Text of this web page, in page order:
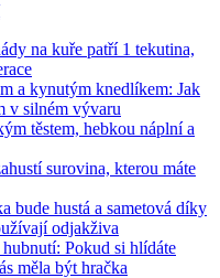
na kuře patří 1 tekutina,
a kynutým knedlíkem: Jak
v silném vývaru
těstem, hebkou náplní a
surovina, kterou máte
bude hustá a sametová díky
odjakživa
Pokud si hlídáte
měla být hračka